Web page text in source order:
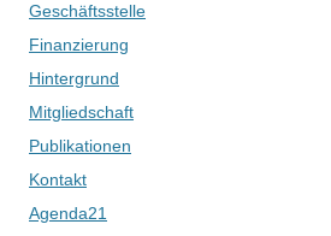
Geschäftsstelle
Finanzierung
Hintergrund
Mitgliedschaft
Publikationen
Kontakt
Agenda21